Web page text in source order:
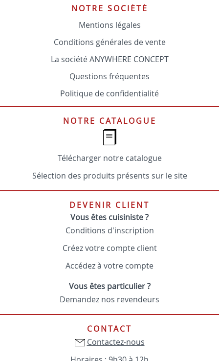
NOTRE SOCIÉTÉ
Mentions légales
Conditions générales de vente
La société ANYWHERE CONCEPT
Questions fréquentes
Politique de confidentialité
NOTRE CATALOGUE
Télécharger notre catalogue
Sélection des produits présents sur le site
DEVENIR CLIENT
Vous êtes cuisiniste ?
Conditions d'inscription
Créez votre compte client
Accédez à votre compte
Vous êtes particulier ?
Demandez nos revendeurs
CONTACT
Contactez-nous